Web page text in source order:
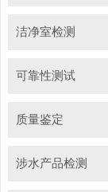
洁净室检测
可靠性测试
质量鉴定
涉水产品检测